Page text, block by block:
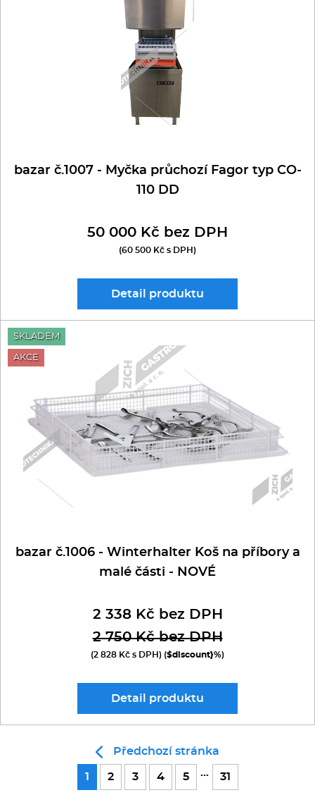
bazar č.1007 - Myčka průchozí Fagor typ CO-
110 DD
50 000 Kč bez DPH
(60 500 Kč s DPH)
Detail produktu
bazar č.1006 - Winterhalter Koš na příbory a
malé části - NOVÉ
2 338 Kč bez DPH
2 750 Kč bez DPH
(2 828 Kč s DPH) ($discount}%)
Detail produktu
SKLADEM
AKCE
Předchozí stránka
1 2 3 4 5 ... 31